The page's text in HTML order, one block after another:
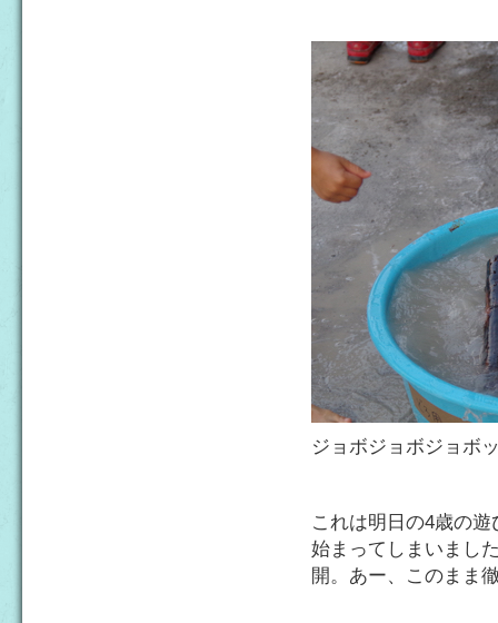
ジョボジョボジョボ
これは明日の4歳の
始まってしまいまし
開。あー、このまま